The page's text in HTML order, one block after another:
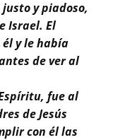
y piadoso,
Israel. El
y le había
de ver al
fue al
de Jesús
con él las